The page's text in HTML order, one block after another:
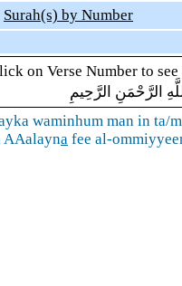
Surah(s) by Number
on Verse Number to
الرَّحْمَنِ الرَّحِيمِ
waminhum man in ta/
AAalayna fee al-